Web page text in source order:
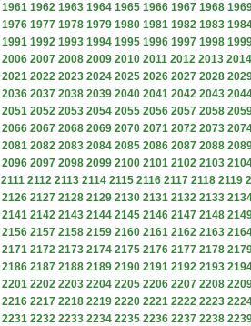
1961 1962 1963 1964 1965 1966 1967 1968
1976 1977 1978 1979 1980 1981 1982 1983
1991 1992 1993 1994 1995 1996 1997 1998
2006 2007 2008 2009 2010 2011 2012 2013 2014
2021 2022 2023 2024 2025 2026 2027 2028
2036 2037 2038 2039 2040 2041 2042 2043
2051 2052 2053 2054 2055 2056 2057 2058
2066 2067 2068 2069 2070 2071 2072 2073
2081 2082 2083 2084 2085 2086 2087 2088
2096 2097 2098 2099 2100 2101 2102 2103
2111 2112 2113 2114 2115 2116 2117 2118 2119
2126 2127 2128 2129 2130 2131 2132 2133
2141 2142 2143 2144 2145 2146 2147 2148
2156 2157 2158 2159 2160 2161 2162 2163
2171 2172 2173 2174 2175 2176 2177 2178
2186 2187 2188 2189 2190 2191 2192 2193
2201 2202 2203 2204 2205 2206 2207 2208
2216 2217 2218 2219 2220 2221 2222 2223
2231 2232 2233 2234 2235 2236 2237 2238